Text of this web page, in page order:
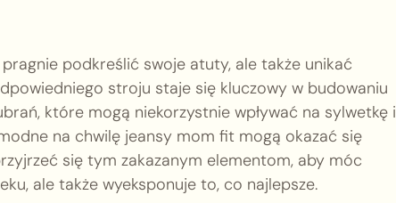
podkreślić swoje atuty, ale także unikać
stroju staje się kluczowy w budowaniu
które mogą niekorzystnie wpływać na sylwetkę i
na chwilę jeansy mom fit mogą okazać się
się tym zakazanym elementom, aby móc
ale także wyeksponuje to, co najlepsze.